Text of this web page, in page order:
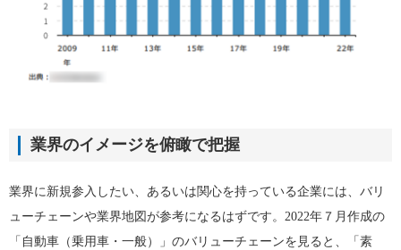
業界のイメージを俯瞰で把握
業界に新規参入したい、あるいは関心を持っている企業には、バリ
ューチェーンや業界地図が参考になるはずです。2022年７月作成の
「自動車（乗用車・一般）」のバリューチェーンを見ると、「素